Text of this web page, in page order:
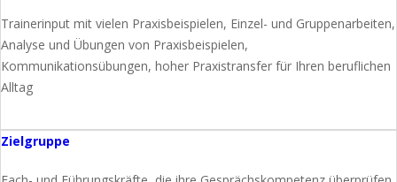
Trainerinput mit vielen Praxisbeispielen, Einzel- und Gruppenarbeiten,
Analyse und Übungen von Praxisbeispielen,
Kommunikationsübungen, hoher Praxistransfer für Ihren beruflichen
Alltag
Zielgruppe